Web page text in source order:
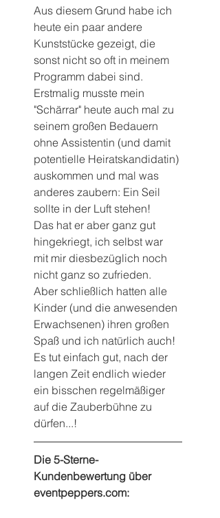
Aus diesem Grund habe ich
heute ein paar andere
Kunststücke gezeigt, die
sonst nicht so oft in meinem
Programm dabei sind.
Erstmalig musste mein
"Schärrar" heute auch mal zu
seinem großen Bedauern
ohne Assistentin (und damit
potentielle Heiratskandidatin)
auskommen und mal was
anderes zaubern: Ein Seil
sollte in der Luft stehen!
Das hat er aber ganz gut
hingekriegt, ich selbst war
mit mir diesbezüglich noch
nicht ganz so zufrieden.
Aber schließlich hatten alle
Kinder (und die anwesenden
Erwachsenen) ihren großen
Spaß und ich natürlich auch!
Es tut einfach gut, nach der
langen Zeit endlich wieder
ein bisschen regelmäßiger
auf die Zauberbühne zu
dürfen...!
Die 5-Sterne-
Kundenbewertung über
eventpeppers.com: